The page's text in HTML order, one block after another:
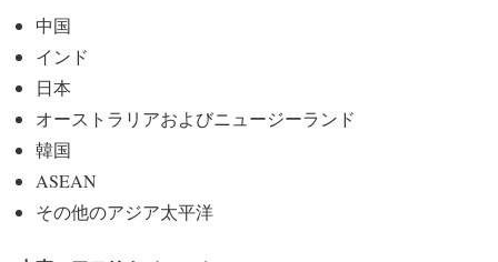
中国
インド
日本
オーストラリアおよびニュージーランド
韓国
ASEAN
その他のアジア太平洋